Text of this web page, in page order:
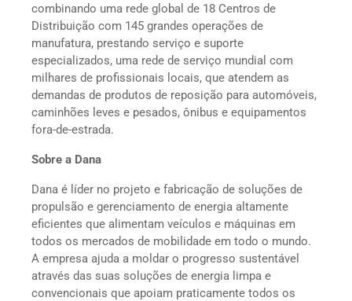
combinando uma rede global de 18 Centros de
Distribuição com 145 grandes operações de
manufatura, prestando serviço e suporte
especializados, uma rede de serviço mundial com
milhares de profissionais locais, que atendem as
demandas de produtos de reposição para automóveis,
caminhões leves e pesados, ônibus e equipamentos
fora-de-estrada.
Sobre a Dana
Dana é líder no projeto e fabricação de soluções de
propulsão e gerenciamento de energia altamente
eficientes que alimentam veículos e máquinas em
todos os mercados de mobilidade em todo o mundo.
A empresa ajuda a moldar o progresso sustentável
através das suas soluções de energia limpa e
convencionais que apoiam praticamente todos os